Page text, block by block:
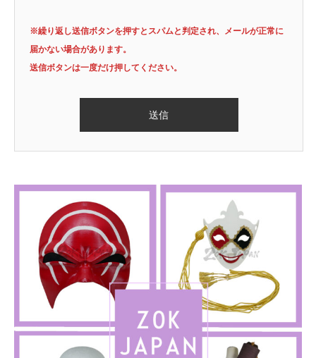
※繰り返し送信ボタンを押すとスパムと判定され、メールが正常に
届かない場合があります。
送信ボタンは一度だけ押してください。